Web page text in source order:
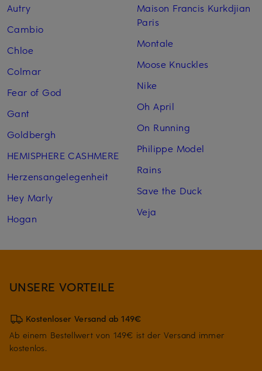
Autry
Cambio
Chloe
Colmar
Fear of God
Gant
Goldbergh
HEMISPHERE CASHMERE
Herzensangelegenheit
Hey Marly
Hogan
Maison Francis Kurkdjian
Paris
Montale
Moose Knuckles
Nike
Oh April
On Running
Philippe Model
Rains
Save the Duck
Veja
UNSERE VORTEILE
Kostenloser Versand ab 149€
Ab einem Bestellwert von 149€ ist der Versand immer
kostenlos.